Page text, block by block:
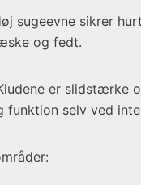
sugeevne sikrer
og fedt.
er slidstærke
funktion selv ved